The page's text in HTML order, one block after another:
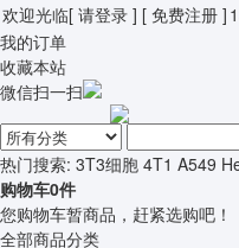
欢迎光临[ 请登录 ] [ 免费注册 ]
我的订单
收藏本站
微信扫一扫
热门搜索: 3T3细胞 4T1 A549
购物车0件
您购物车暂商品，赶紧选购吧！
全部商品分类